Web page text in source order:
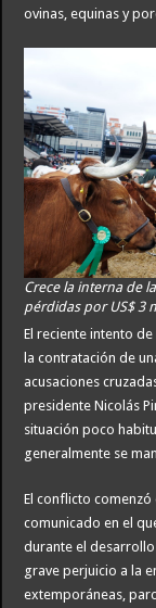
ovinas, equinas y
Crece la interna de
pérdidas por US$ 3
El reciente intento
la contratación de
acusaciones
presidente Nicolás
situación poco
generalmente se
El conflicto comenzó
comunicado en el
durante el
grave perjuicio a la
extemporáneas,